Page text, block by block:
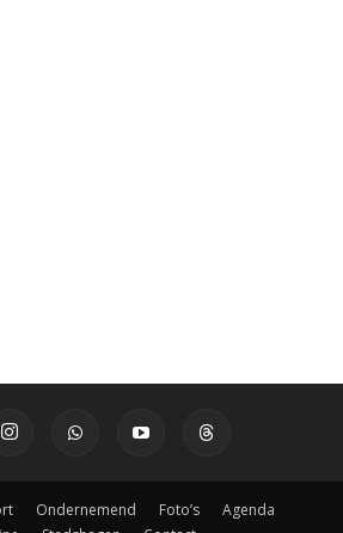
Ondernemend Foto’s
Agenda